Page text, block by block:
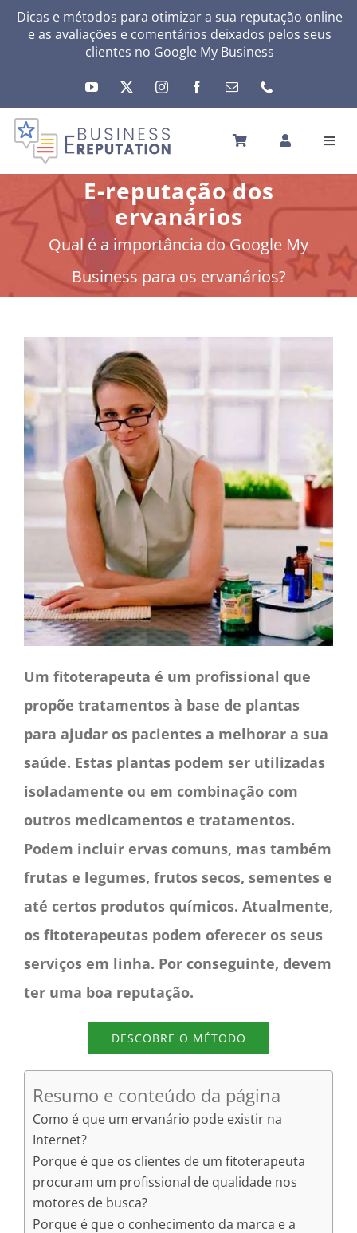
SkipDicas e métodos para otimizar a sua reputação online
e as avaliações e comentários deixados pelos seus
clientes no Google My Business
INÍCIO
A SUA REPUTAÇÃO
A SUA ATIVIDADE
MEUS SERVIÇOS
OUTRAS SOLUÇÕES
SOBRE
CONTACTO
A MINHA CONTA
SEARCH
FOR:
Português
E-reputação dos
ervanários
Qual é a importância do Google My
Business para os ervanários?
Um fitoterapeuta é um profissional que
propõe tratamentos à base de plantas
para ajudar os pacientes a melhorar a sua
saúde. Estas plantas podem ser utilizadas
isoladamente ou em combinação com
outros medicamentos e tratamentos.
Podem incluir ervas comuns, mas também
frutas e legumes, frutos secos, sementes e
até certos produtos químicos. Atualmente,
os fitoterapeutas podem oferecer os seus
serviços em linha. Por conseguinte, devem
ter uma boa reputação.
DESCOBRE O MÉTODO
Resumo e conteúdo da página
Como é que um ervanário pode existir na
Internet?
Porque é que os clientes de um fitoterapeuta
procuram um profissional de qualidade nos
motores de busca?
Porque é que o conhecimento da marca e a